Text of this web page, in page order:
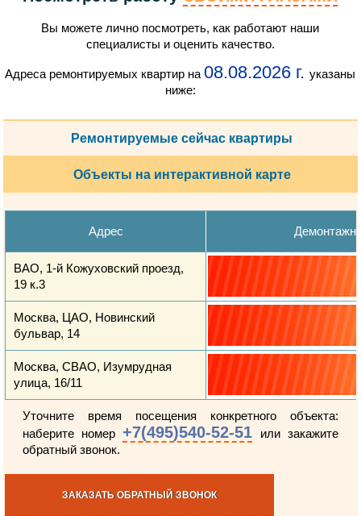
Вы можете лично посмотреть, как работают наши
специалисты и оценить качество.
Адреса ремонтируемых квартир на08.08.2026 г.указаны
ниже:
Ремонтируемые сейчас квартиры
Объекты на интерактивной карте
Адрес
ВАО, 1-й Кожуховский проезд,
19 к.3
Москва, ЦАО, Новинский
бульвар, 14
Москва, СВАО, Изумрудная
улица, 16/11
Уточните время посещения конкретного объекта:
наберите номер+7(495)540-52-51 или закажите
обратный звонок.
ЗАКАЗАТЬ ОБРАТНЫЙ ЗВОНОК